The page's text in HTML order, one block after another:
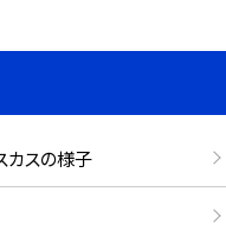
カスの様子